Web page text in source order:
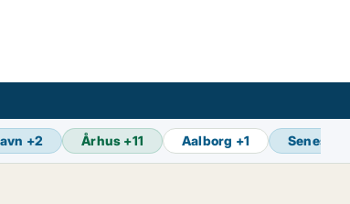
+2 Århus +11 Aalborg +1 Seneste